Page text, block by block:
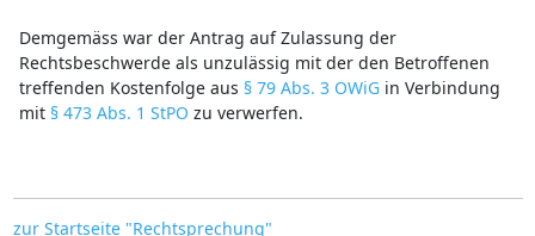
Demgemäss war der Antrag auf Zulassung der
Rechtsbeschwerde als unzulässig mit der den Betroffenen
treffenden Kostenfolge aus § 79 Abs. 3 OWiGin Verbindung
mit § 473 Abs. 1 StPO zu verwerfen.
zur Startseite "Rechtsprechung"